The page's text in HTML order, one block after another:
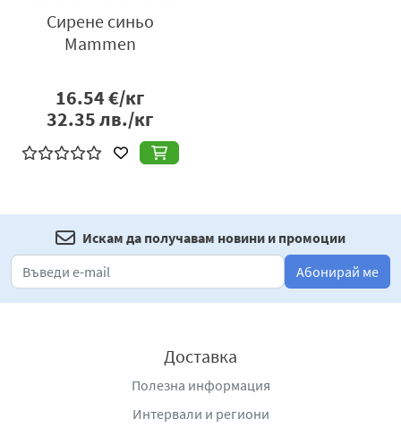
Сирене синьо
Mammen
16.54€/кг
32.35лв./кг
Искам да получавам новини и промоции
Абонирай ме
Доставка
Полезна информация
Интервали и региони